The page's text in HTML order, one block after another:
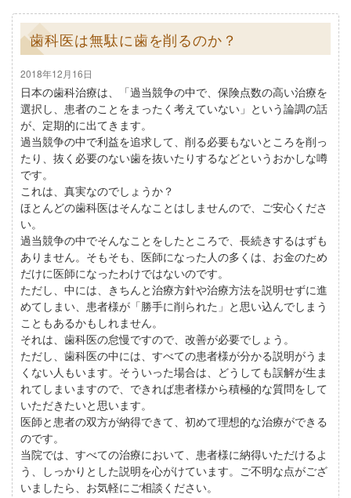
歯科医は無駄に歯を削るのか？
2018年12月16日
日本の歯科治療は、「過当競争の中で、保険点数の高い治療を
選択し、患者のことをまったく考えていない」という論調の話
が、定期的に出てきます。
過当競争の中で利益を追求して、削る必要もないところを削っ
たり、抜く必要のない歯を抜いたりするなどというおかしな噂
です。
これは、真実なのでしょうか？
ほとんどの歯科医はそんなことはしませんので、ご安心くださ
い。
過当競争の中でそんなことをしたところで、長続きするはずも
ありません。そもそも、医師になった人の多くは、お金のため
だけに医師になったわけではないのです。
ただし、中には、きちんと治療方針や治療方法を説明せずに進
めてしまい、患者様が「勝手に削られた」と思い込んでしまう
こともあるかもしれません。
それは、歯科医の怠慢ですので、改善が必要でしょう。
ただし、歯科医の中には、すべての患者様が分かる説明がうま
くない人もいます。そういった場合は、どうしても誤解が生ま
れてしまいますので、できれば患者様から積極的な質問をして
いただきたいと思います。
医師と患者の双方が納得できて、初めて理想的な治療ができる
のです。
当院では、すべての治療において、患者様に納得いただけるよ
う、しっかりとした説明を心がけています。ご不明な点がござ
いましたら、お気軽にご相談ください。